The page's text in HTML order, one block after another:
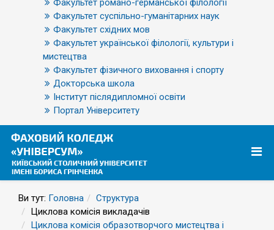
Факультет романо-германської філології
Факультет суспільно-гуманітарних наук
Факультет східних мов
Факультет української філології, культури і
мистецтва
Факультет фізичного виховання і спорту
Докторська школа
Інститут післядипломної освіти
Портал Університету
Ви тут: Головна
Структура
Циклова комісія викладачів
Циклова комісія образотворчого мистецтва і